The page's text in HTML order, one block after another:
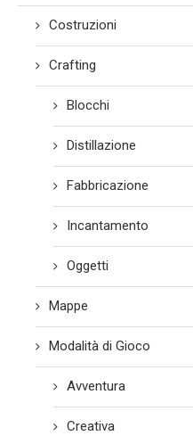
Costruzioni
Crafting
Blocchi
Distillazione
Fabbricazione
Incantamento
Oggetti
Mappe
Modalità di Gioco
Avventura
Creativa